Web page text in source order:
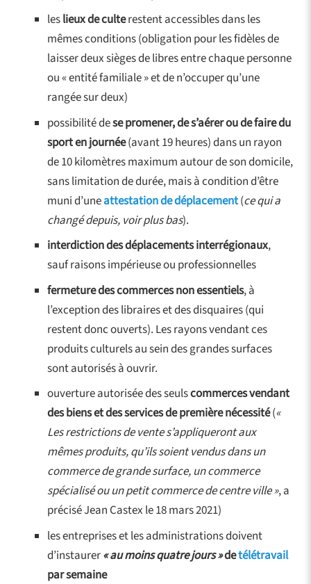
leslieux de culterestent accessibles dans les
mêmes conditions (obligation pour les fidèles de
laisser deux sièges de libres entre chaque personne
ou « entité familiale » et de n’occuper qu’une
rangée sur deux)
possibilité dese promener, de s’aérer ou de faire du
sport en journée(avant 19 heures) dans un rayon
de 10 kilomètres maximum autour de son domicile,
sans limitation de durée, mais à condition d’être
muni d’uneattestation de déplacement(ce qui a
changé depuis, voir plus bas).
interdiction des déplacements interrégionaux,
sauf raisons impérieuse ou professionnelles
fermeture des commerces non essentiels, à
l’exception des libraires et des disquaires (qui
restent donc ouverts). Les rayons vendant ces
produits culturels au sein des grandes surfaces
sont autorisés à ouvrir.
ouverture autorisée des seulscommerces vendant
des biens et des services de première nécessité(«
Les restrictions de vente s’appliqueront aux
mêmes produits, qu’ils soient vendus dans un
commerce de grande surface, un commerce
spécialisé ou un petit commerce de centre ville », a
précisé Jean Castex le 18 mars 2021)
les entreprises et les administrations doivent
d’instaurer« au moins quatre jours »detélétravail
par semaine